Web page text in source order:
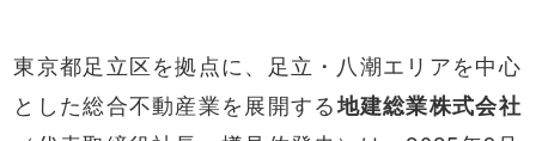
東京都足立区を拠点に、足立・八潮エリアを中心
とした総合不動産業を展開する地建総業株式会社